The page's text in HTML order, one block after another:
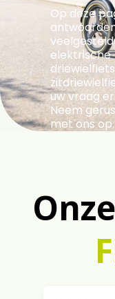
Op deze
elektrische
uw vraag
Neem
met ons op.